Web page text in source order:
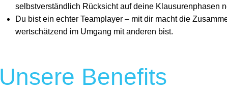
selbstverständlich Rücksicht auf deine Klausurenphasen
Du bist ein echter Teamplayer – mit dir macht die
wertschätzend im Umgang mit anderen bist.
Unsere Benefits